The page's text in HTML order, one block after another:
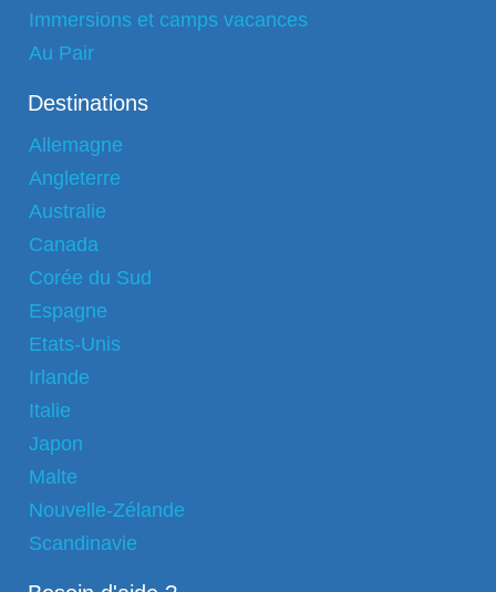
Immersions et camps vacances
Au Pair
Destinations
Allemagne
Angleterre
Australie
Canada
Corée du Sud
Espagne
Etats-Unis
Irlande
Italie
Japon
Malte
Nouvelle-Zélande
Scandinavie